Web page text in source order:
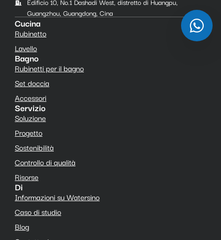
Guangzhou, Guangdong, Cina
Cucina
Rubinetto
Lavello
Bagno
Rubinetti per il bagno
Set doccia
Accessori
Servizio
Soluzione
Progetto
Sostenibilità
Controllo di qualità
Risorse
Di
Informazioni su Watersino
Caso di studio
Blog